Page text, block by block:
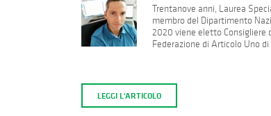
Trentanove anni, Laurea
membro del Dipartimento
2020 viene eletto Consigliere
Federazione di Articolo Uno di
LEGGI L'ARTICOLO